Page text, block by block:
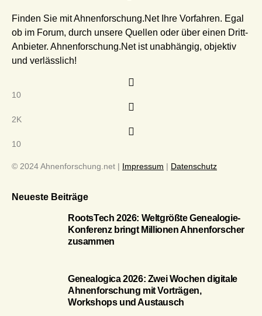
Finden Sie mit Ahnenforschung.Net Ihre Vorfahren. Egal
ob im Forum, durch unsere Quellen oder über einen Dritt-
Anbieter. Ahnenforschung.Net ist unabhängig, objektiv
und verlässlich!
10
2K
10
© 2024 Ahnenforschung.net | Impressum | Datenschutz
Neueste Beiträge
RootsTech 2026: Weltgrößte Genealogie-
Konferenz bringt Millionen Ahnenforscher
zusammen
Genealogica 2026: Zwei Wochen digitale
Ahnenforschung mit Vorträgen,
Workshops und Austausch